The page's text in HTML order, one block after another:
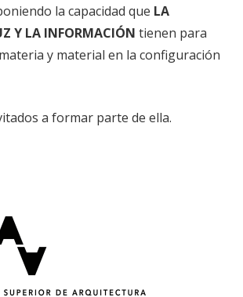
la capacidad que LA
Y LA INFORMACIÓN tienen para
y material en la configuración
a formar parte de ella.